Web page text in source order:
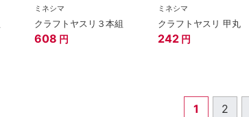
ミネシマ
クラフトヤスリ３本組
608 円
ミネシマ
クラフトヤスリ 甲丸
242 円
1 2